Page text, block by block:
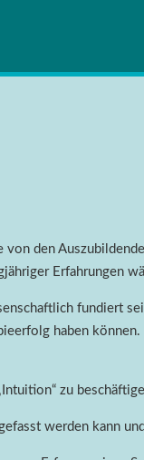
den
Erfahrungen
fundiert
haben
zu
werden kann